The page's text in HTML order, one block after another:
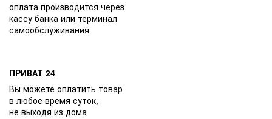
оплата производится через
кассу банка или терминал
самообслуживания
ПРИВАТ 24
Вы можете оплатить товар
в любое время суток,
не выходя из дома